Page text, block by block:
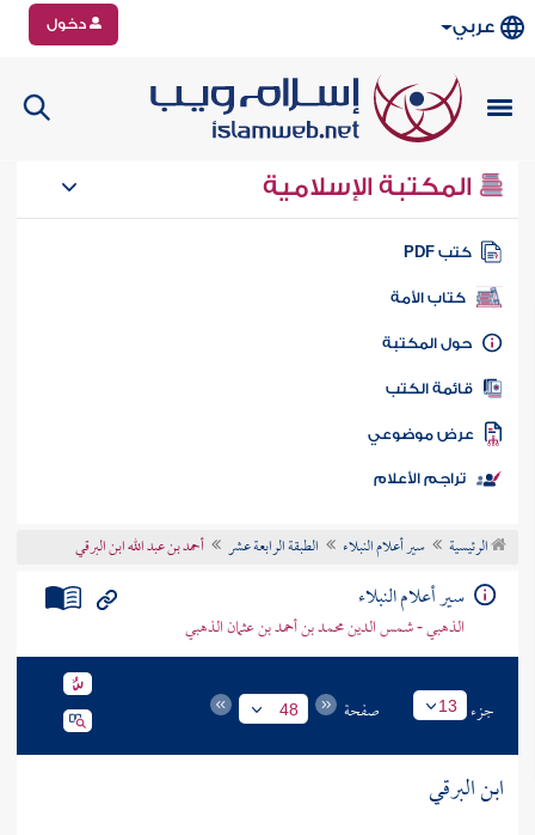
عربي دخول
المكتبة الإسلامية
كتب PDF
كتاب الأمة
المكتبة
الكتب
موضوعي
تراجم الأعلام
الرئيسية سير أعلام النبلاء الطبقة الرابعة عشر أحمد بن عبد الله ابن البرقي
سير أعلام النبلاء
الذهبي - شمس الدين محمد بن أحمد بن عثمان الذهبي
جزء 13 صفحة 48
ابن البرقي